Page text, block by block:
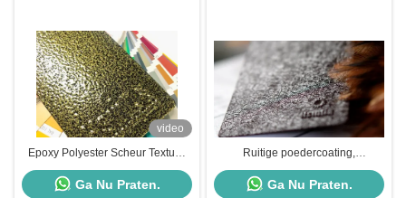
video
Epoxy Polyester Scheur Textuur
Poedercoating Met Hoge
Temperatuurbestendigheid
Ga Nu Praten.
Ruitige poedercoating,
elektrostatische poedercoating,
corrosiebestendigheid
Ga Nu Praten.